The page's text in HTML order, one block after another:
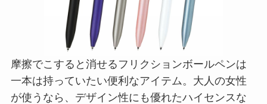
摩擦でこすると消せるフリクションボールペンは
一本は持っていたい便利なアイテム。大人の女性
が使うなら、デザイン性にも優れたハイセンスな